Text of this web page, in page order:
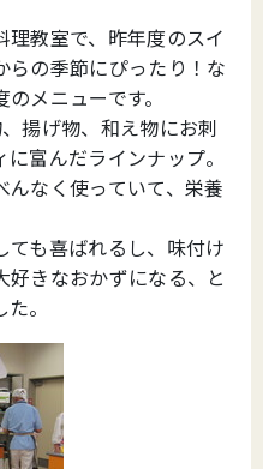
教室で、昨年度のスイ
らの季節にぴったり！な
メニューです。
揚げ物、和え物にお刺
富んだラインナップ。
なく使っていて、栄養
も喜ばれるし、味付け
きなおかずになる、と
。